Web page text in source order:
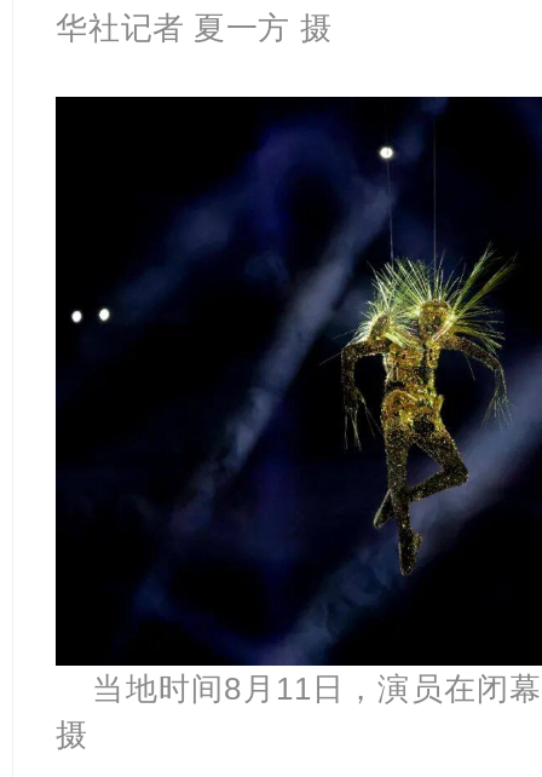
华社记者 夏一方 摄
当地时间 8月11日，演员在闭
摄